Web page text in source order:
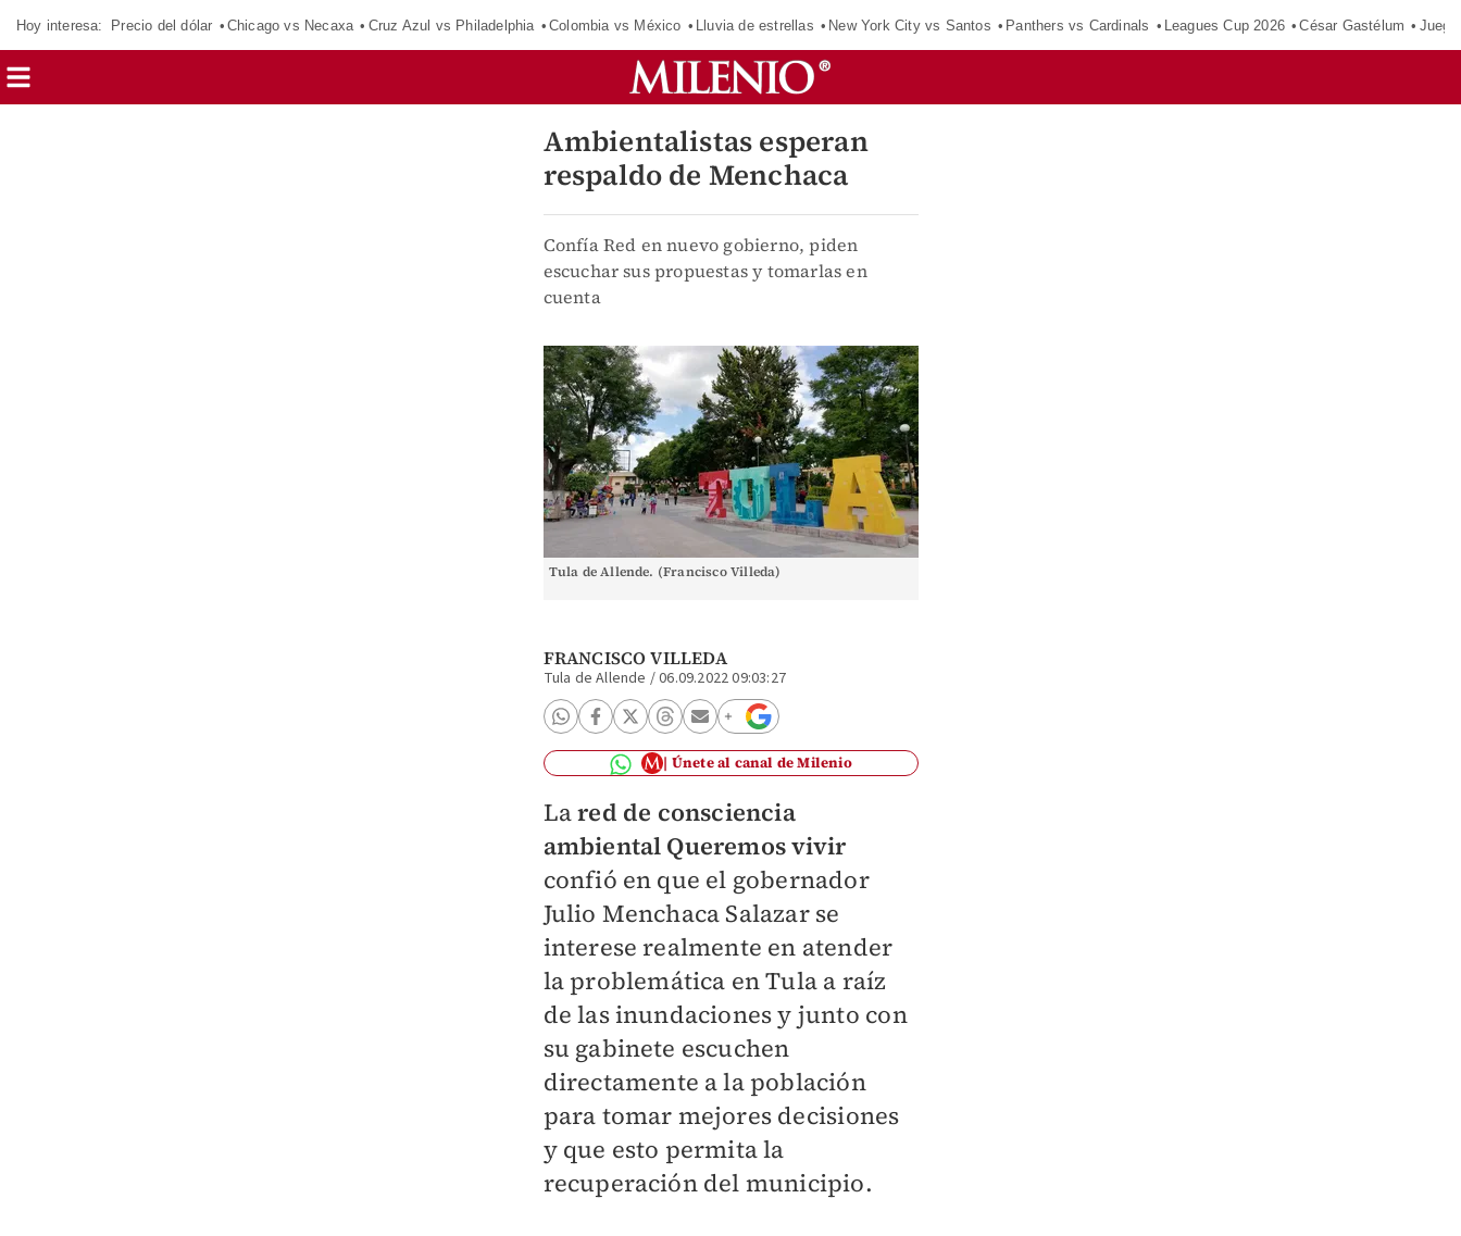
Hoy interesa: Precio del dólar Chicago vs Necaxa Cruz Azul vs Philadelphia Colombia vs México Lluvia de estrellas New York City vs Santos Panthers vs Cardinals Leagues Cup 2026 César Gastélum
Ambientalistas esperan
respaldo de Menchaca
Confía Red en nuevo gobierno, piden
escuchar sus propuestas y tomarlas en
cuenta
Tula de Allende. (Francisco Villeda)
FRANCISCO VILLEDA
Tula de Allende /06.09.2022 09:03:27
Únete al canal de Milenio
Lared de consciencia
ambiental Queremos vivir
confió en que el gobernador
Julio Menchaca Salazar se
interese realmente en atender
la problemática en Tula a raíz
de las inundaciones y junto con
su gabinete escuchen
directamente a la población
para tomar mejores decisiones
y que esto permita la
recuperación del municipio.